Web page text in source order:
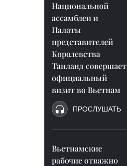
Национальной
ассамблеи и
Палаты
представителей
Королевства
Таиланд совершает
официальный
визит во Вьетнам
ПРОСЛУШАТЬ
Вьетнамские
рабочие отважно